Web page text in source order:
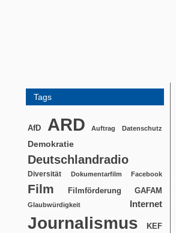
Tags
AfD ARD Auftrag Datenschutz
Demokratie
Deutschlandradio
Diversität Dokumentarfilm Facebook
Film Filmförderung GAFAM
Glaubwürdigkeit Internet
Journalismus KEF